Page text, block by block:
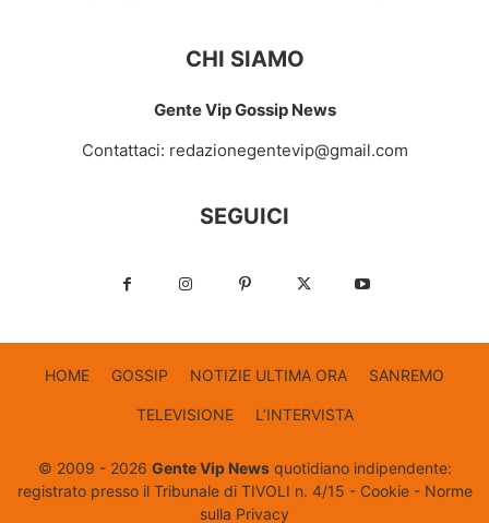
CHI SIAMO
Gente Vip Gossip News
Contattaci: redazionegentevip@gmail.com
SEGUICI
HOME GOSSIP NOTIZIE ULTIMA ORA SANREMO
TELEVISIONE L’INTERVISTA
© 2009 - 2026 Gente Vip Newsquotidiano indipendente:
registrato presso il Tribunale di TIVOLI n. 4/15 - Cookie- Norme
sulla Privacy